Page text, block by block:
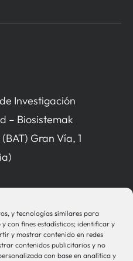
y tecnologías similares para
con fines estadísticos; identificar y
y mostrar contenido en redes
contenidos publicitarios y no
con base en analítica y
Investigación
– Biosistemak
Gran Vía, 1
sistemak.eus